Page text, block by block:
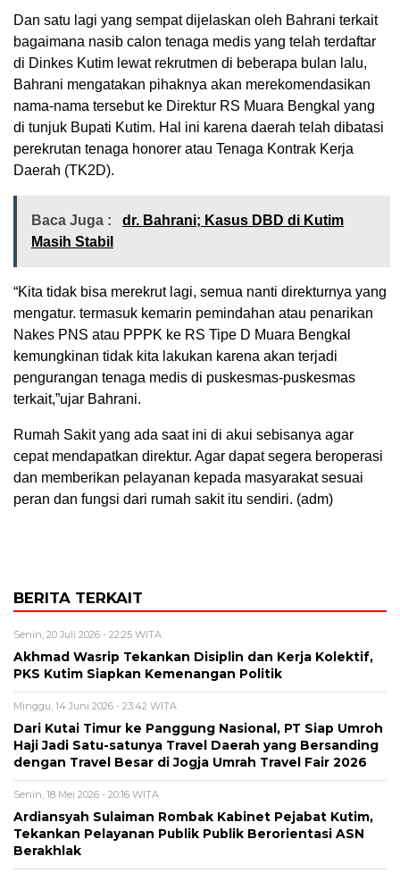
Dan satu lagi yang sempat dijelaskan oleh Bahrani terkait
bagaimana nasib calon tenaga medis yang telah terdaftar
di Dinkes Kutim lewat rekrutmen di beberapa bulan lalu,
Bahrani mengatakan pihaknya akan merekomendasikan
nama-nama tersebut ke Direktur RS Muara Bengkal yang
di tunjuk Bupati Kutim. Hal ini karena daerah telah dibatasi
perekrutan tenaga honorer atau Tenaga Kontrak Kerja
Daerah (TK2D).
Baca Juga :
dr. Bahrani; Kasus DBD di Kutim
Masih Stabil
“Kita tidak bisa merekrut lagi, semua nanti direkturnya yang
mengatur. termasuk kemarin pemindahan atau penarikan
Nakes PNS atau PPPK ke RS Tipe D Muara Bengkal
kemungkinan tidak kita lakukan karena akan terjadi
pengurangan tenaga medis di puskesmas-puskesmas
terkait,”ujar Bahrani.
Rumah Sakit yang ada saat ini di akui sebisanya agar
cepat mendapatkan direktur. Agar dapat segera beroperasi
dan memberikan pelayanan kepada masyarakat sesuai
peran dan fungsi dari rumah sakit itu sendiri. (adm)
BERITA TERKAIT
Senin, 20 Juli 2026 - 22:25 WITA
Akhmad Wasrip Tekankan Disiplin dan Kerja Kolektif,
PKS Kutim Siapkan Kemenangan Politik
Minggu, 14 Juni 2026 - 23:42 WITA
Dari Kutai Timur ke Panggung Nasional, PT Siap Umroh
Haji Jadi Satu-satunya Travel Daerah yang Bersanding
dengan Travel Besar di Jogja Umrah Travel Fair 2026
Senin, 18 Mei 2026 - 20:16 WITA
Ardiansyah Sulaiman Rombak Kabinet Pejabat Kutim,
Tekankan Pelayanan Publik Publik Berorientasi ASN
Berakhlak